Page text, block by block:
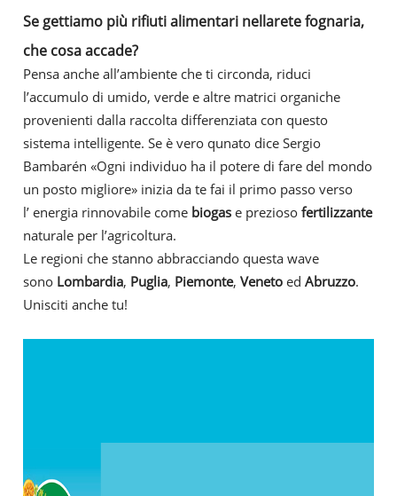
Se gettiamo più rifiuti alimentari nellarete fognaria,
che cosa accade?
Pensa anche all’ambiente che ti circonda, riduci
l’accumulo di umido, verde e altre matrici organiche
provenienti dalla raccolta differenziata con questo
sistema intelligente. Se è vero qunato dice Sergio
Bambarén «Ogni individuo ha il potere di fare del mondo
un posto migliore» inizia da te fai il primo passo verso
l’ energia rinnovabile come biogas e prezioso fertilizzante
naturale per l’agricoltura.
Le regioni che stanno abbracciando questa wave
sono Lombardia, Puglia, Piemonte, Veneto ed Abruzzo.
Unisciti anche tu!